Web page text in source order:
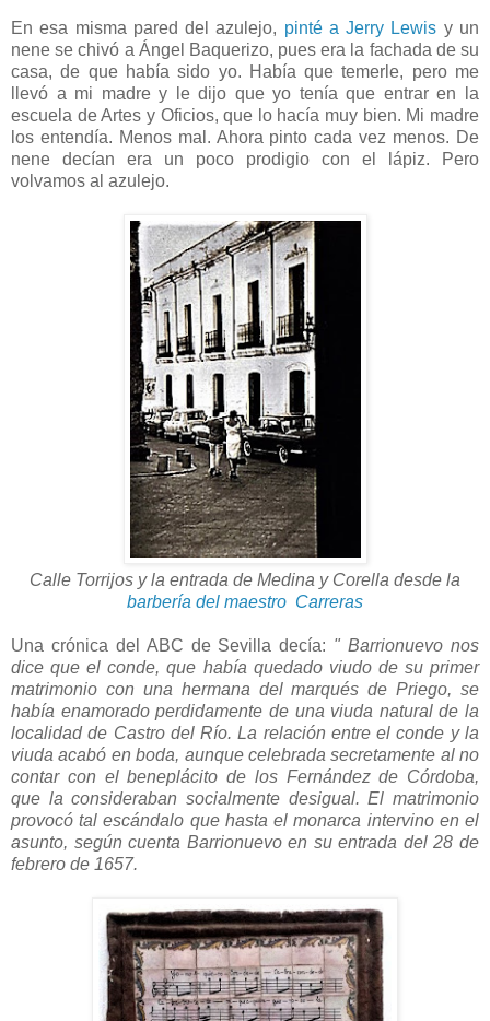
En esa misma pared del azulejo, pinté a Jerry Lewis y un
nene se chivó a Ángel Baquerizo, pues era la fachada de su
casa, de que había sido yo. Había que temerle, pero me
llevó a mi madre y le dijo que yo tenía que entrar en la
escuela de Artes y Oficios, que lo hacía muy bien. Mi madre
los entendía. Menos mal. Ahora pinto cada vez menos. De
nene decían era un poco prodigio con el lápiz. Pero
volvamos al azulejo.
Calle Torrijos y la entrada de Medina y Corella desde la
barbería del maestro Carreras
Una crónica del ABC de Sevilla decía: " Barrionuevo nos
dice que el conde, que había quedado viudo de su primer
matrimonio con una hermana del marqués de Priego, se
había enamorado perdidamente de una viuda natural de la
localidad de Castro del Río. La relación entre el conde y la
viuda acabó en boda, aunque celebrada secretamente al no
contar con el beneplácito de los Fernández de Córdoba,
que la consideraban socialmente desigual. El matrimonio
provocó tal escándalo que hasta el monarca intervino en el
asunto, según cuenta Barrionuevo en su entrada del 28 de
febrero de 1657.